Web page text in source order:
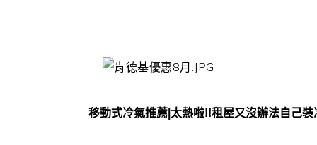
移動式冷氣推薦|太熱啦!!租屋又沒辦法自己